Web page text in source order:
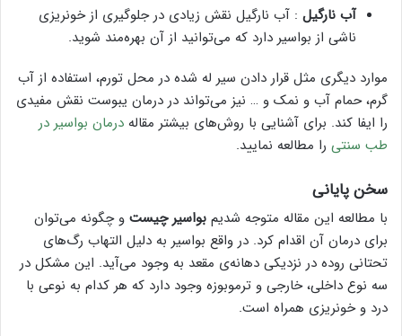
آب نارگیل : آب نارگیل نقش زیادی در جلوگیری از خونریزی
ناشی از بواسیر دارد که می‌توانید از آن بهره‌مند شوید.
موارد دیگری مثل قرار دادن سیر له شده در محل تورم، استفاده از آب
گرم، حمام آب و نمک و … نیز می‌تواند در درمان یبوست نقش مفیدی
را ایفا کند. برای آشنایی با روش‌های بیشتر مقاله درمان بواسیر در
طب سنتی را مطالعه نمایید.
سخن پایانی
با مطالعه این مقاله متوجه شدیم بواسیر چیست و چگونه می‌توان
برای درمان آن اقدام کرد. در واقع بواسیر به دلیل التهاب رگ‌های
تحتانی روده در نزدیکی دهانه‌ی مقعد به وجود می‌آید. این مشکل در
سه نوع داخلی، خارجی و ترموبوزه وجود دارد که هر کدام به نوعی با
درد و خونریزی همراه است.